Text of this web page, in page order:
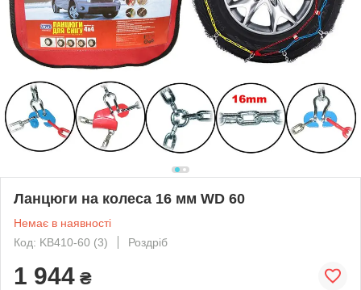
Ланцюги на колеса 16 мм WD 60
Немає в наявності
Код: KB410-60 (3)
Роздріб
1 944 ₴